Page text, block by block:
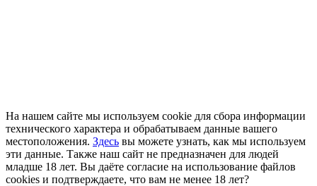
На нашем сайте мы используем cookie для сбора информации
технического характера и обрабатываем данные вашего
местоположения. Здесь вы можете узнать, как мы используем
эти данные. Также наш сайт не предназначен для людей
младше 18 лет. Вы даёте согласие на использование файлов
cookies и подтверждаете, что вам не менее 18 лет?